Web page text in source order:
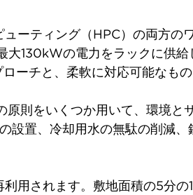
ーティング（HPC）の両方
130kWの電力をラックに供
チと、柔軟に対応可能なもの
則をいくつか用いて、環境と
置、冷却用水の無駄の削減
用されます。敷地面積の5分